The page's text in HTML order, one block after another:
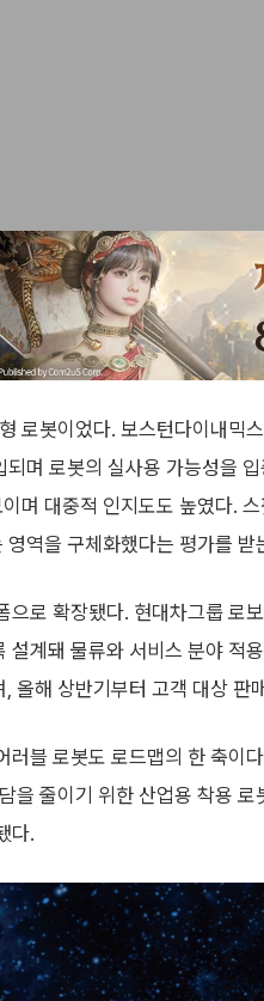
로봇이었다. 보스턴다이내믹
며 로봇의 실사용 가능성을
며 대중적 인지도도 높였다.
역을 구체화했다는 평가를 받
으로 확장됐다. 현대차그룹 로
설계돼 물류와 서비스 분야 적
올해 상반기부터 고객 대상 판
러블 로봇도 로드맵의 한 축이
을 줄이기 위한 산업용 착용
다.